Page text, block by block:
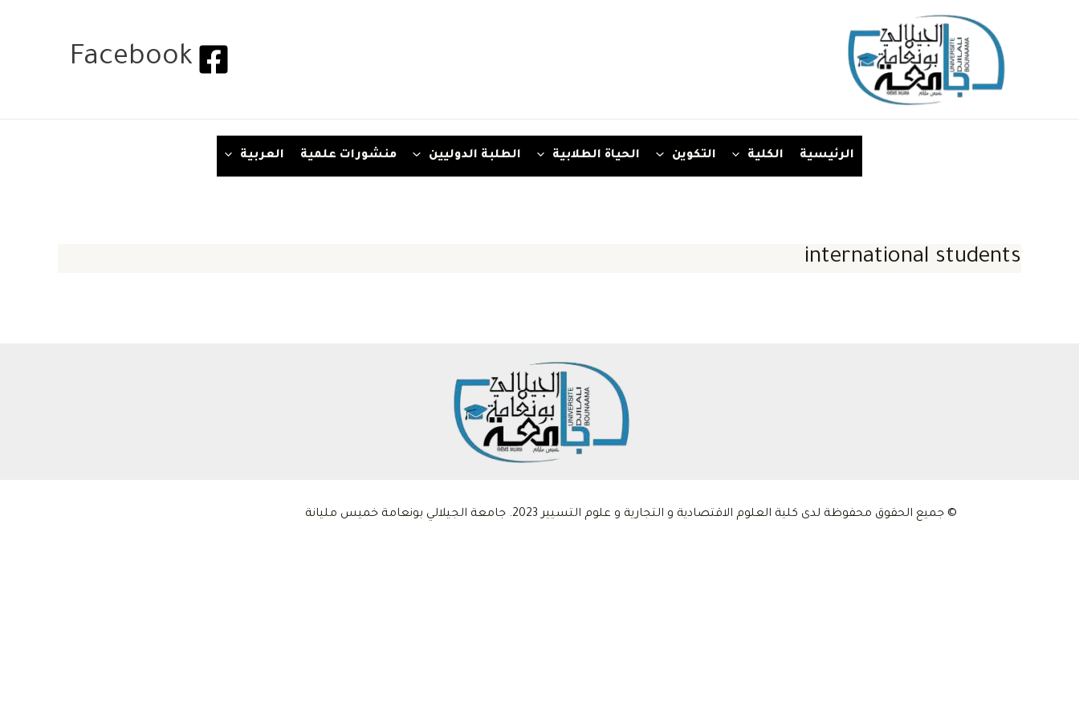
Facebook
الرئيسية الكلية التكوين الحياة الطلابية الطلبة الدوليين منشورات علمية العربية
international students
© جميع الحقوق محفوظة لدى كلية العلوم الاقتصادية و التجارية و علوم التسيير 2023. جامعة الجيلالي بونعامة خميس مليانة